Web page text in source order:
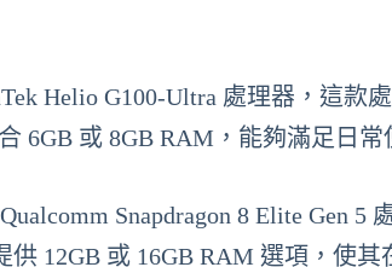
Helio G100-Ultra 處理器，這款
6GB 或 8GB RAM，能夠滿足日常
Snapdragon 8 Elite Gen 5
12GB 或 16GB RAM 選項，使